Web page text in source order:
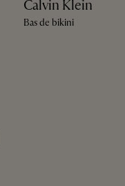
Calvin Klein
Bas de bikini